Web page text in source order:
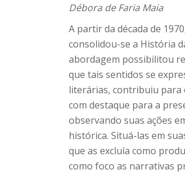
Débora de Faria Maia
A partir da década de
consolidou-se a História
abordagem possibilitou
que tais sentidos se
literárias, contribuiu para
com destaque para a
observando suas ações
histórica. Situá-las em
que as excluía como
como foco as narrativas